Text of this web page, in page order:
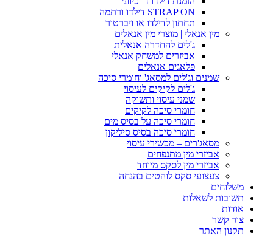
STRAP ON דילדו ורתמה
תחתון לדילדו או ויברטור
מין אנאלי | מוצרי מין אנאלים
ג'לים להחדרה אנאלית
אביזרים למשחק אנאלי
פלאגים אנאלים
שמנים וג'לים למסאג' וחומרי סיכה
ג'לים לקיקים לעיסוי
שמני עיסוי ותשוקה
חומרי סיכה לקיקים
חומרי סיכה על בסיס מים
חומרי סיכה בסיס סיליקון
מסאג'רים – מכשירי עיסוי
אביזרי מין מתנפחים
אביזרי מין לסקס מיוחד
צעצועי סקס לוהטים בהנחה
משלוחים
תשובות לשאלות
אודות
צור קשר
תקנון האתר